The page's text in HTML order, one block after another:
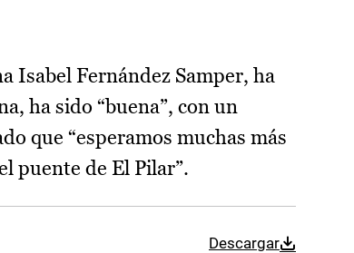
Isabel Fernández Samper, ha
ha sido “buena”, con un
que “esperamos muchas más
el puente de El Pilar”.
Descargar